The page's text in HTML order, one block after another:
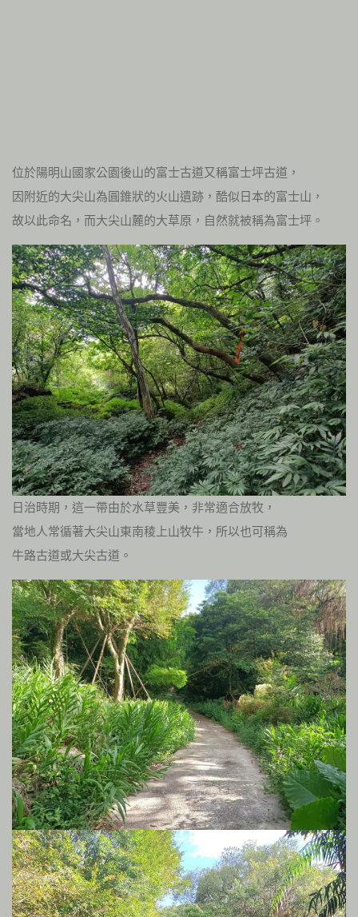
位於陽明山國家公園後山的富士古道又稱富士坪古道，
因附近的大尖山為圓錐狀的火山遺跡，酷似日本的富士山，
故以此命名，而大尖山麓的大草原，自然就被稱為富士坪。
日治時期，這一帶由於水草豐美，非常適合放牧，
當地人常循著大尖山東南稜上山牧牛，所以也可稱為
牛路古道或大尖古道。